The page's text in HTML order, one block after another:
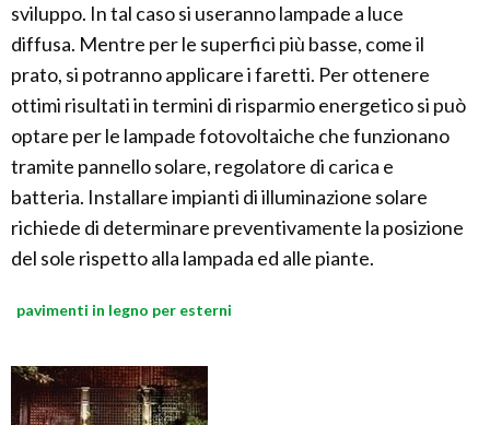
sviluppo. In tal caso si useranno lampade a luce
diffusa. Mentre per le superfici più basse, come il
prato, si potranno applicare i faretti. Per ottenere
ottimi risultati in termini di risparmio energetico si può
optare per le lampade fotovoltaiche che funzionano
tramite pannello solare, regolatore di carica e
batteria. Installare impianti di illuminazione solare
richiede di determinare preventivamente la posizione
del sole rispetto alla lampada ed alle piante.
pavimenti in legno per esterni